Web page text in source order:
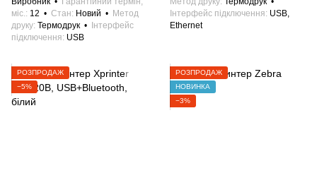
міс. 12 Стан Новий
Метод
друку Термодрук
Інтерфейс
підключення USB
Інтерфейс підключення USB,
Ethernet
РОЗПРОДАЖ
−5%
РОЗПРОДАЖ
НОВИНКА
−3%